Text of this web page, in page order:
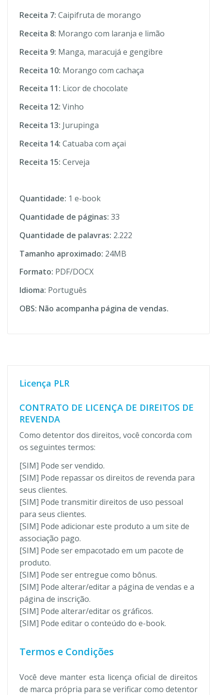
Receita 7: Caipifruta de morango
Receita 8: Morango com laranja e limão
Receita 9: Manga, maracujá e gengibre
Receita 10: Morango com cachaça
Receita 11: Licor de chocolate
Receita 12: Vinho
Receita 13: Jurupinga
Receita 14: Catuaba com açai
Receita 15: Cerveja
Quantidade: 1 e-book
Quantidade de páginas: 33
Quantidade de palavras: 2.222
Tamanho aproximado: 24MB
Formato: PDF/DOCX
Idioma: Português
OBS: Não acompanha página de vendas.
Licença PLR
CONTRATO DE LICENÇA DE DIREITOS DE
REVENDA
Como detentor dos direitos, você concorda com
os seguintes termos:
[SIM] Pode ser vendido.
[SIM] Pode repassar os direitos de revenda para
seus clientes.
[SIM] Pode transmitir direitos de uso pessoal
para seus clientes.
[SIM] Pode adicionar este produto a um site de
associação pago.
[SIM] Pode ser empacotado em um pacote de
produto.
[SIM] Pode ser entregue como bônus.
[SIM] Pode alterar/editar a página de vendas e a
página de inscrição.
[SIM] Pode alterar/editar os gráficos.
[SIM] Pode editar o conteúdo do e-book.
Termos e Condições
Você deve manter esta licença oficial de direitos
de marca própria para se verificar como detentor